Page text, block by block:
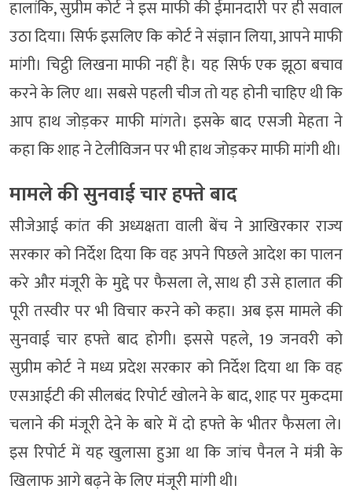
हालांकि, सुप्रीम कोर्ट ने इस माफी की ईमानदारी पर ही सवाल
उठा दिया। सिर्फ इसलिए कि कोर्ट ने संज्ञान लिया, आपने माफी
मांगी। चिट्ठी लिखना माफी नहीं है। यह सिर्फ एक झूठा बचाव
करने के लिए था। सबसे पहली चीज तो यह होनी चाहिए थी कि
आप हाथ जोड़कर माफी मांगते। इसके बाद एसजी मेहता ने
कहा कि शाह ने टेलीविजन पर भी हाथ जोड़कर माफी मांगी थी।
मामले की सुनवाई चार हफ्ते बाद
सीजेआई कांत की अध्यक्षता वाली बेंच ने आखिरकार राज्य
सरकार को निर्देश दिया कि वह अपने पिछले आदेश का पालन
करे और मंजूरी के मुद्दे पर फैसला ले, साथ ही उसे हालात की
पूरी तस्वीर पर भी विचार करने को कहा। अब इस मामले की
सुनवाई चार हफ्ते बाद होगी। इससे पहले, 19 जनवरी को
सुप्रीम कोर्ट ने मध्य प्रदेश सरकार को निर्देश दिया था कि वह
एसआईटी की सीलबंद रिपोर्ट खोलने के बाद, शाह पर मुकदमा
चलाने की मंजूरी देने के बारे में दो हफ्ते के भीतर फैसला ले।
इस रिपोर्ट में यह खुलासा हुआ था कि जांच पैनल ने मंत्री के
खिलाफ आगे बढ़ने के लिए मंजूरी मांगी थी।